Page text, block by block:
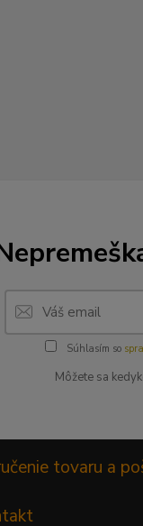
Súhlasím so
Môžete sa
tovaru a